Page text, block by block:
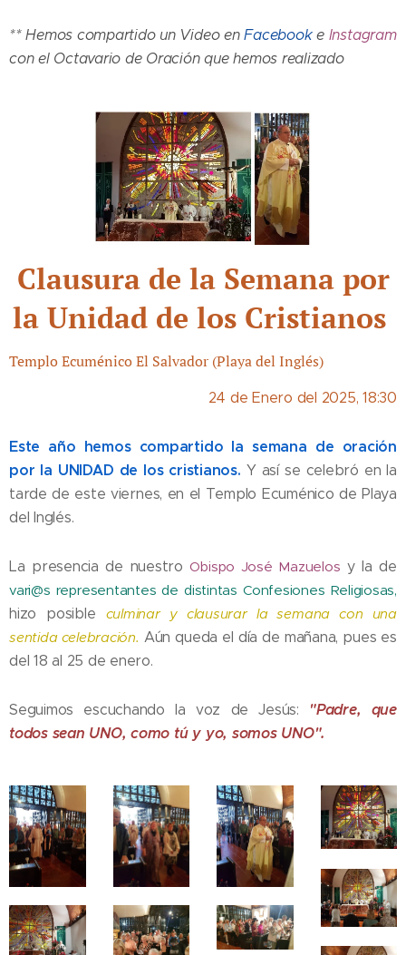
** Hemos compartido un Video enFacebook e Instagram
con el Octavario de Oración que hemos realizado
Clausura de la Semana por
la Unidad de los Cristianos
Templo Ecuménico El Salvador (Playa del Inglés)
24 de Enero del 2025, 18:30
Este año hemos compartido la semana de oración
por la UNIDAD de los cristianos. Y así se celebró en la
tarde de este viernes, en el Templo Ecuménico de Playa
del Inglés.
La presencia de nuestroObispo José Mazuelos y la de
vari@s representantes de distintas Confesiones Religiosas,
hizo posible culminar y clausurar la semana con una
sentida celebración. Aún queda el día de mañana, pues es
del 18 al 25 de enero.
Seguimos escuchando la voz de Jesús: "Padre, que
todos sean UNO, como tú y yo, somos UNO".